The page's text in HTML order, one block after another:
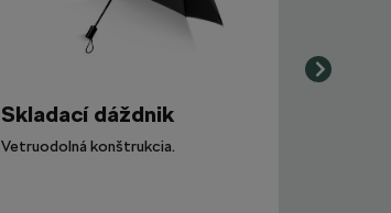
Skladací dáždnik
Vetruodolná konštrukcia.